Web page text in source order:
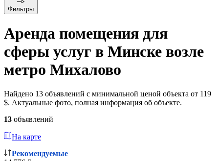
Фильтры
Аренда помещения для
сферы услуг в Минске возле
метро Михалово
Найдено 13 объявлений с минимальной ценой объекта от 119
$. Актуальные фото, полная информация об объекте.
13 объявлений
На карте
Рекомендуемые